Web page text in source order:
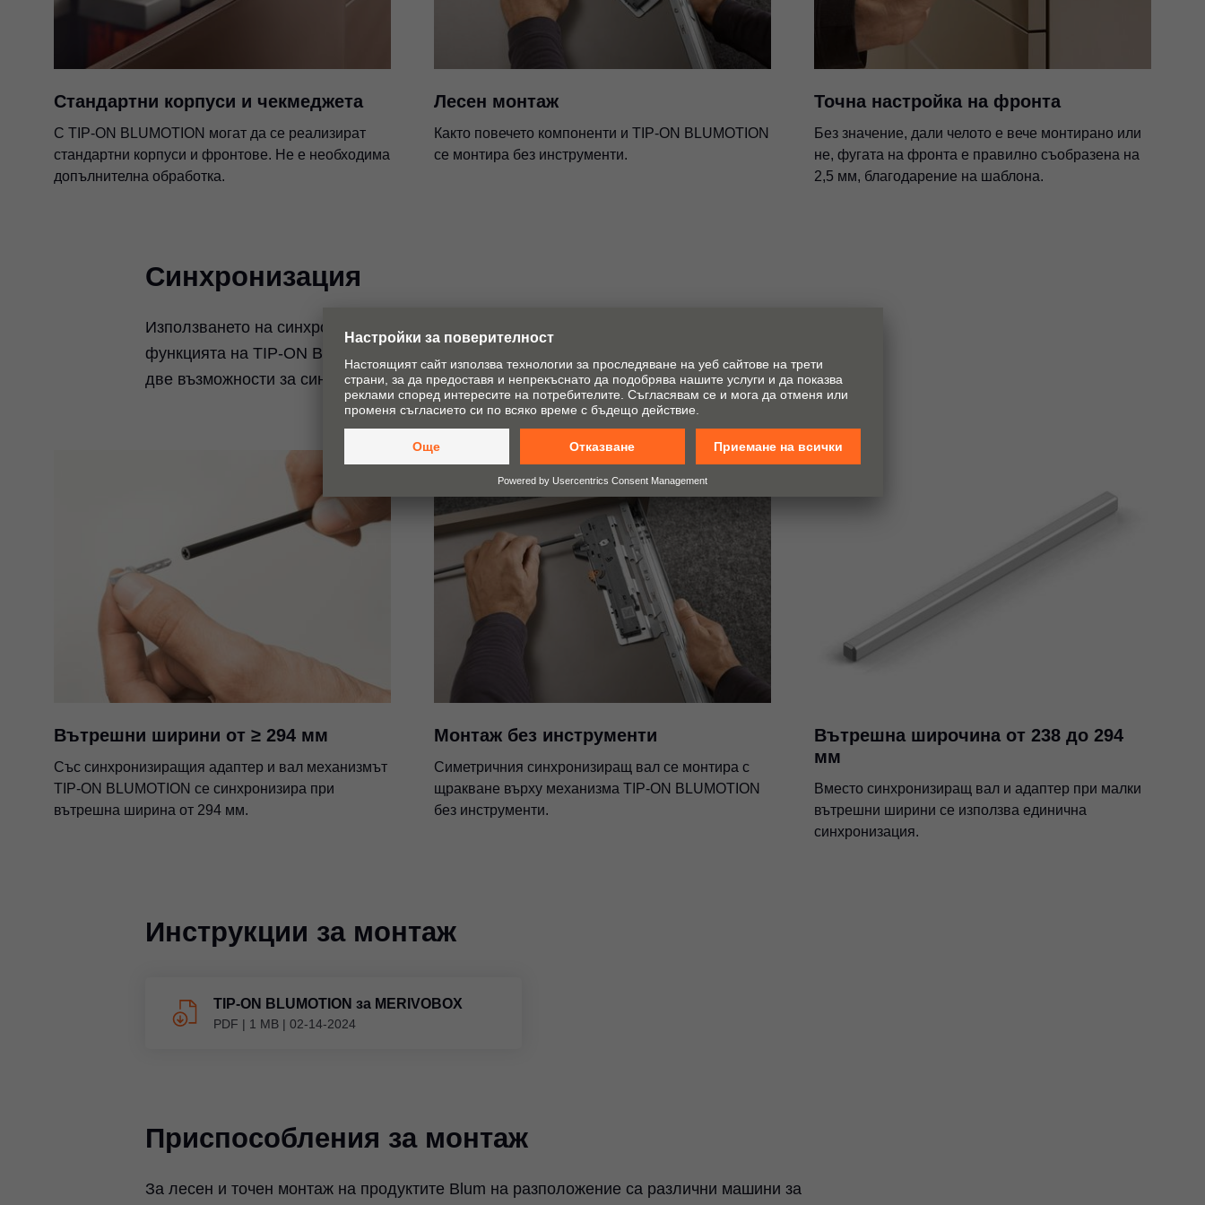
Стандартни корпуси и чекмеджета
С TIP-ON BLUMOTION могат да се реализират
стандартни корпуси и фронтове. Не е необходима
допълнителна обработка.
Лесен монтаж
Както повечето компоненти и TIP-ON BLUMOTION
се монтира без инструменти.
Точна настройка на фронта
Без значение, дали челото е вече монтирано или
не, фугата на фронта е правилно съобразена на
2,5 мм, благодарение на шаблона.
Синхронизация
Използването на синхронизация увеличава периметъра на отваряне и подобрява
функцията на TIP-ON BLUMOTION. За различни вътрешни ширини на разположение са
две възможности за синхронизация. И двете се монтират изцяло без инструменти.
Вътрешни ширини от ≥ 294 мм
Със синхронизиращия адаптер и вал механизмът
TIP-ON BLUMOTION се синхронизира при
вътрешна ширина от 294 мм.
Монтаж без инструменти
Симетричния синхронизиращ вал се монтира с
щракване върху механизма TIP-ON BLUMOTION
без инструменти.
Вътрешна широчина от 238 до 294
мм
Вместо синхронизиращ вал и адаптер при малки
вътрешни ширини се използва единична
синхронизация.
Инструкции за монтаж
TIP-ON BLUMOTION за MERIVOBOX
PDF | 1 MB | 02-14-2024
Приспособления за монтаж
За лесен и точен монтаж на продуктите Blum на разположение са различни машини за